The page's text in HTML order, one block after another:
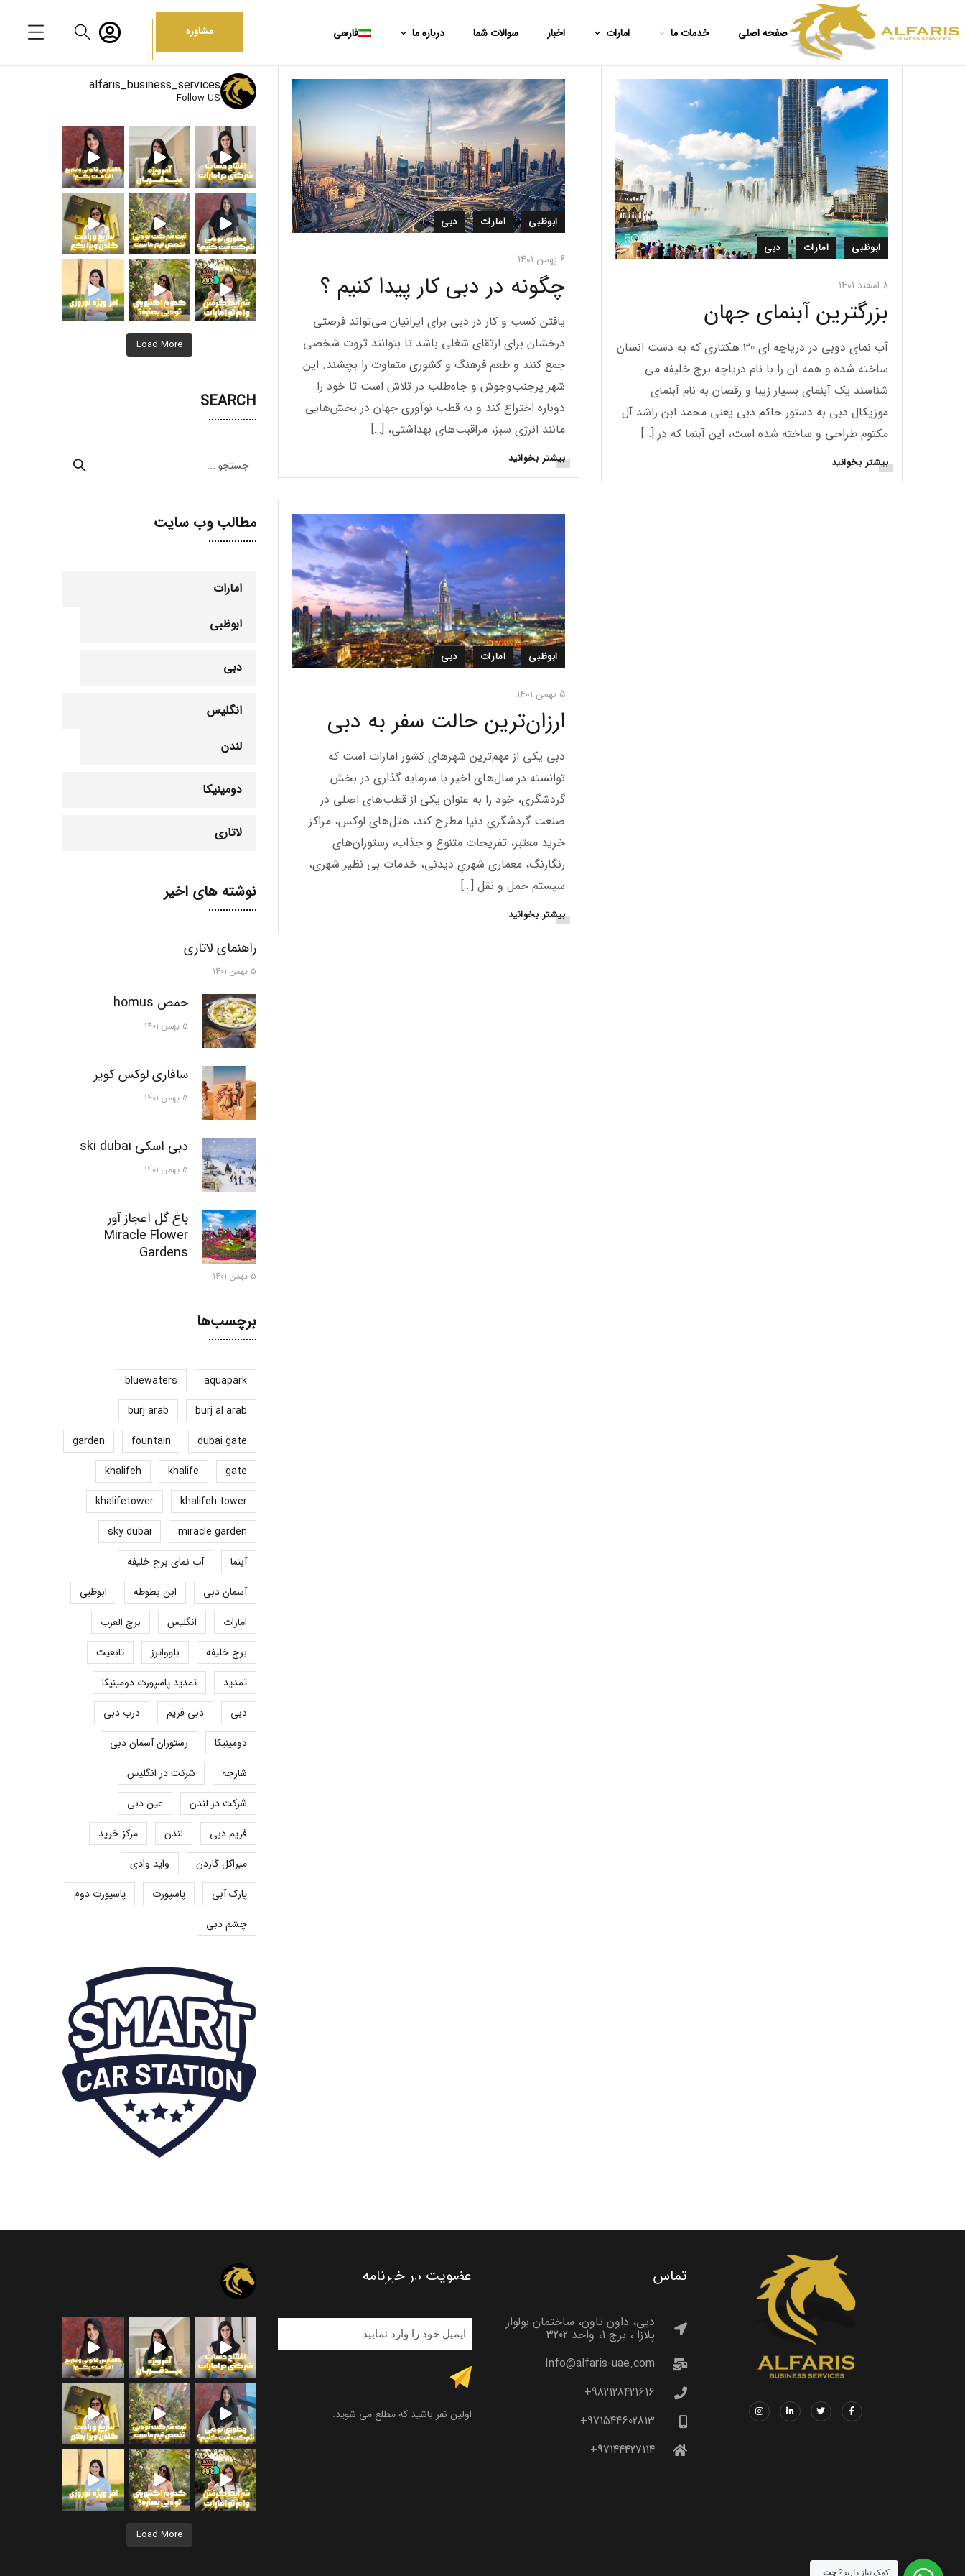
صفحه اصلی خدمات ما امارات اخبار سوالات شما درباره ما فارسی مشاوره
ابوظبی امارات دبی
8 اسفند 1401
بزرگترین آبنمای جهان
آب نمای دوبی در دریاچه ای 30 هکتاری که به دست انسان
ساخته شده و همه آن را با نام دریاچه برج خلیفه می
شناسند یک آبنمای بسیار زیبا و رقصان به نام آبنمای
موزیکال دبی به دستور حاکم دبی یعنی محمد ابن راشد آل
مکتوم طراحی و ساخته شده است، این آبنما که در […]
بیشتر بخوانید
ابوظبی امارات دبی
6 بهمن 1401
چگونه در دبی کار پیدا کنیم ؟
یافتن کسب و کار در دبی برای ایرانیان می‌تواند فرصتی
درخشان برای ارتقای شغلی باشد تا بتوانند ثروت شخصی
جمع کنند و طعم فرهنگ و کشوری متفاوت را بچشند. این
شهر پرجنب‌وجوش و جاه‌طلب در تلاش است تا خود را
دوباره اختراع کند و به قطب نوآوری جهان در بخش‌هایی
مانند انرژی سبز، مراقبت‌های بهداشتی، […]
بیشتر بخوانید
ابوظبی امارات دبی
5 بهمن 1401
ارزان‌ترین حالت سفر به دبی
دبی یکی از مهم‌ترین شهرهای کشور امارات است که
توانسته در سال‌های اخیر با سرمایه گذاری در بخش
گردشگری، خود را به عنوان یکی از قطب‌های اصلی در
صنعت گردشگریِ دنیا مطرح کند، هتل‌های لوکس، مراکز
خرید معتبر، تفریحات متنوع و جذاب، رستوران‌های
رنگارنگ، معماری شهریِ دیدنی، خدمات بی نظیر شهری،
سیستم حمل و نقل […]
بیشتر بخوانید
alfaris_business_services
Follow US
. 🔷افتتاح حساب بانکی شخصی و
. “جهت دریافت اطلاعات بیشتر
Load More
SEARCH
مطالب وب سایت
امارات
ابوظبی
دبی
انگلیس
لندن
دومینیکا
لاتاری
نوشته های اخیر
راهنمای لاتاری
5 بهمن 1401
حمص homus
5 بهمن 1401
سافاری لوکس کویر
5 بهمن 1401
دبی اسکی ski dubai
5 بهمن 1401
باغ گل اعجاز آور
Miracle Flower
Gardens
5 بهمن 1401
برچسب‌ها
aquapark
bluewaters
burj al arab
burj arab
dubai gate
fountain
garden
gate
khalife
khalifeh
khalifeh tower
khalifetower
miracle garden
sky dubai
آبنما
آب نمای برج خلیفه
آسمان دبی
ابن بطوطه
ابوظبی
امارات
انگلیس
برج العرب
برج خلیفه
بلوواترز
تابعیت
تمدید
تمدید پاسپورت دومینیکا
دبی
دبی فریم
درب دبی
دومینیکا
رستوران آسمان دبی
شارجه
شرکت در انگلیس
شرکت در لندن
عین دبی
فریم دبی
لندن
مرکز خرید
میراکل گاردن
واید وادی
پارک آبی
پاسپورت
پاسپورت دوم
چشم دبی
تماس
دبی، داون تاون، ساختمان بولوار
پلازا ، برج 1، واحد 3202
Info@alfaris-uae.com
982128421616+
971544602813+
97144427114+
عضویت در خبرنامه
خبرنامه
اولین نفر باشید که مطلع می شوید.
. 🔷افتتاح حساب بانکی شخصی و
. “جهت دریافت اطلاعات بیشتر
Load More
کمک نیاز دارید?چت